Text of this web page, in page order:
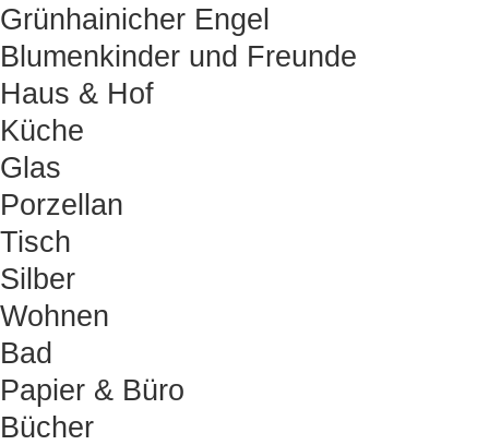
Grünhainicher Engel
Blumenkinder und Freunde
Haus & Hof
Küche
Glas
Porzellan
Tisch
Silber
Wohnen
Bad
Papier & Büro
Bücher